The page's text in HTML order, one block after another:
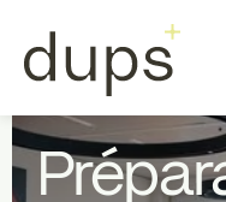
Full Deal
Execution